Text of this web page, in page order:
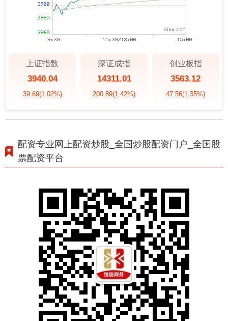
上证指数
3940.04
39.69(1.02%)
深证成指
14311.01
200.89(1.42%)
创业板指
3563.12
47.56(1.35%)
配资专业网上配资炒股_全国炒股配资门户_全国股
票配资平台